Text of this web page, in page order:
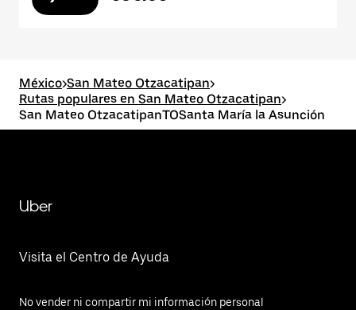
México>San Mateo Otzacatipan>
Rutas populares en San Mateo Otzacatipan>
San Mateo OtzacatipanTOSanta María la Asunción
Uber
Visita el Centro de Ayuda
No vender ni compartir mi información personal